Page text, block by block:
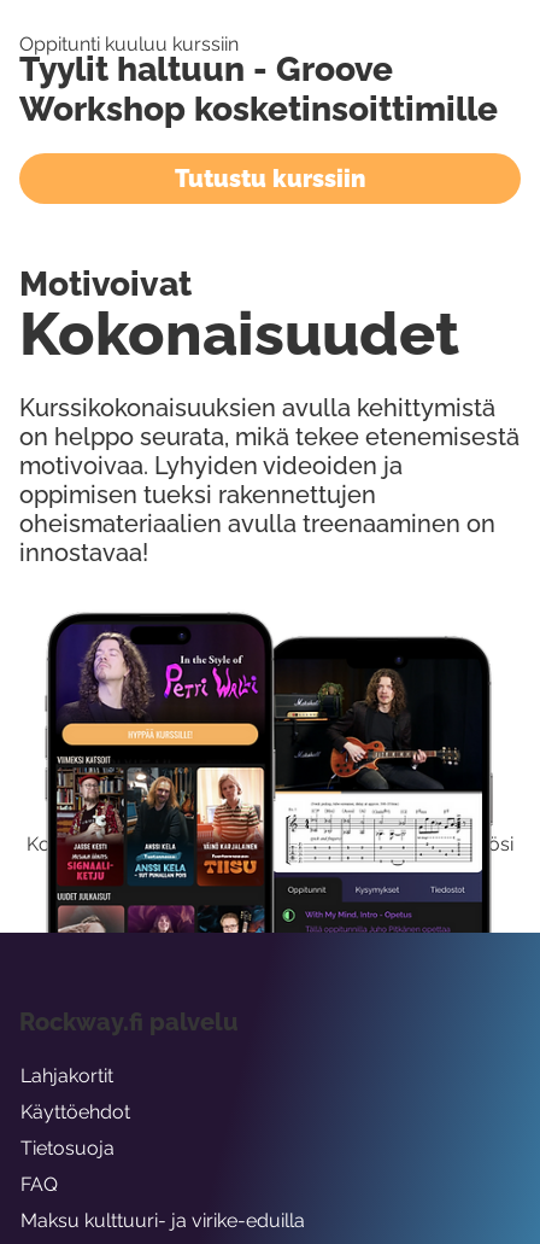
Kokeile Ilmaiseksi
Kokeilemalla ilmaiseksi saat koko sisältömme käyttöösi
viikon ajaksi.
Oppitunti kuuluu kurssiin
Tyylit haltuun - Groove
Workshop kosketinsoittimille
Tutustu kurssiin
Kurssikokonaisuuksien avulla kehittymistä
on helppo seurata, mikä tekee etenemisestä
motivoivaa. Lyhyiden videoiden ja
oppimisen tueksi rakennettujen
oheismateriaalien avulla treenaaminen on
innostavaa!
Kokonaisuudet
Motivoivat
Rockway.fi palvelu
Lahjakortit
Käyttöehdot
Tietosuoja
FAQ
Maksu kulttuuri- ja virike-eduilla